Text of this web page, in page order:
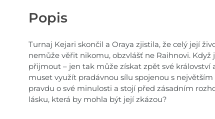
Popis
Turnaj Kejari skončil a Oraya zjistila, že celý její
nemůže věřit nikomu, obzvlášť ne Raihnovi.
přijmout – jen tak může získat zpět své království
muset využít pradávnou sílu spojenou s
pravdu o své minulosti a stojí před zásadním
lásku, která by mohla být její zkázou?